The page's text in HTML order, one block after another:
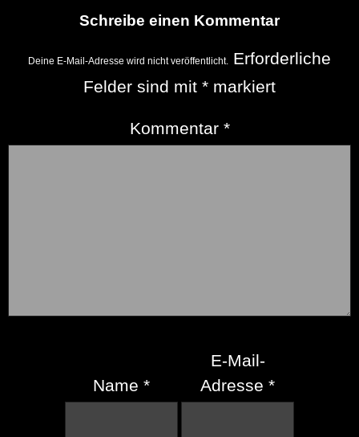
Schreibe einen Kommentar
Deine E-Mail-Adresse wird nicht veröffentlicht.
Erforderliche
Felder sind mit * markiert
Kommentar *
Name *
E-Mail-
Adresse*